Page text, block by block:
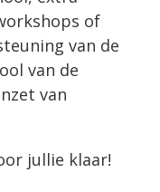
of
van de
van de
van
jullie klaar!